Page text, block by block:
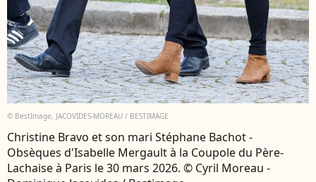
© BestImage, JACOVIDES-MOREAU / BESTIMAGE
Christine Bravo et son mari Stéphane Bachot -
Obsèques d'Isabelle Mergault à la Coupole du Père-
Lachaise à Paris le 30 mars 2026. © Cyril Moreau -